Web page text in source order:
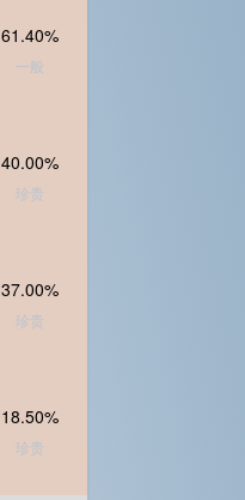
61.40%
一般
40.00%
珍贵
37.00%
珍贵
18.50%
珍贵